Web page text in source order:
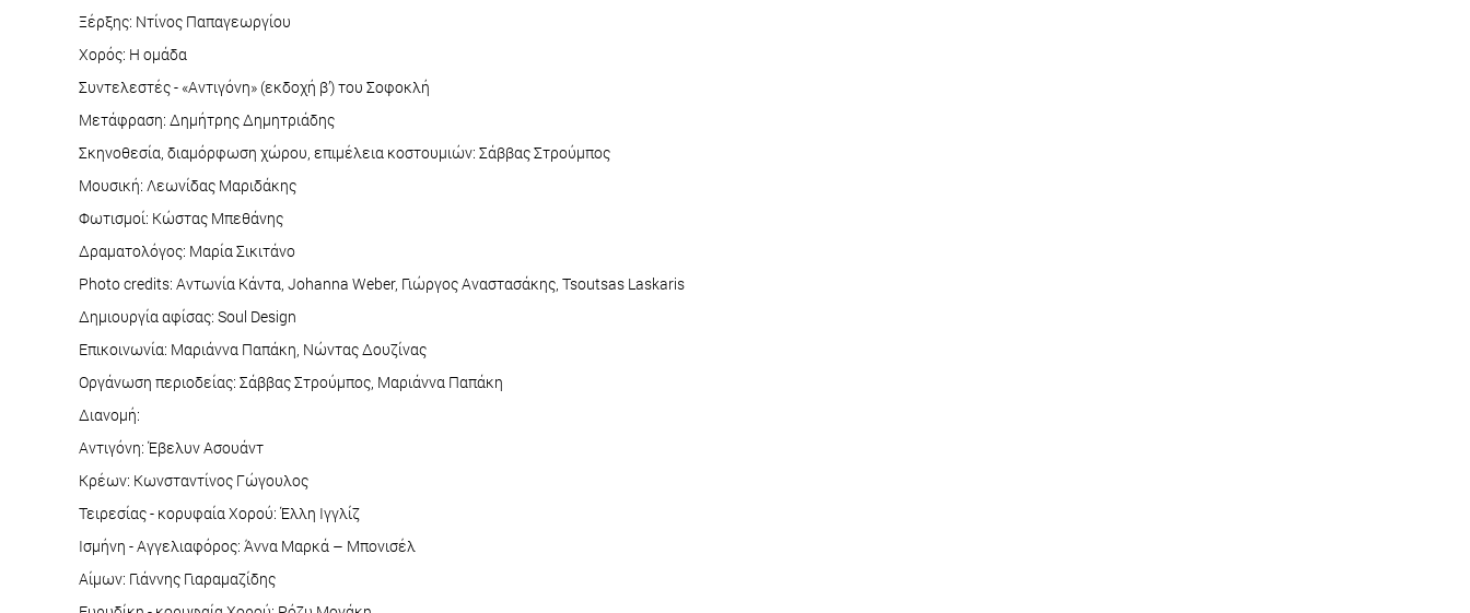
Ξέρξης: Ντίνος Παπαγεωργίου
Χορός: Η ομάδα
Συντελεστές - «Αντιγόνη» (εκδοχή β’) του Σοφοκλή
Μετάφραση: Δημήτρης Δημητριάδης
Σκηνοθεσία, διαμόρφωση χώρου, επιμέλεια κοστουμιών: Σάββας Στρούμπος
Μουσική: Λεωνίδας Μαριδάκης
Φωτισμοί: Κώστας Μπεθάνης
Δραματολόγος: Μαρία Σικιτάνο
Photo credits: Αντωνία Κάντα, Johanna Weber, Γιώργος Αναστασάκης, Tsoutsas Laskaris
Δημιουργία αφίσας: Soul Design
Επικοινωνία: Μαριάννα Παπάκη, Νώντας Δουζίνας
Οργάνωση περιοδείας: Σάββας Στρούμπος, Μαριάννα Παπάκη
Διανομή:
Αντιγόνη: Έβελυν Ασουάντ
Κρέων: Κωνσταντίνος Γώγουλος
Τειρεσίας - κορυφαία Χορού: Έλλη Ιγγλίζ
Ισμήνη - Αγγελιαφόρος: Άννα Μαρκά – Μπονισέλ
Αίμων: Γιάννης Γιαραμαζίδης